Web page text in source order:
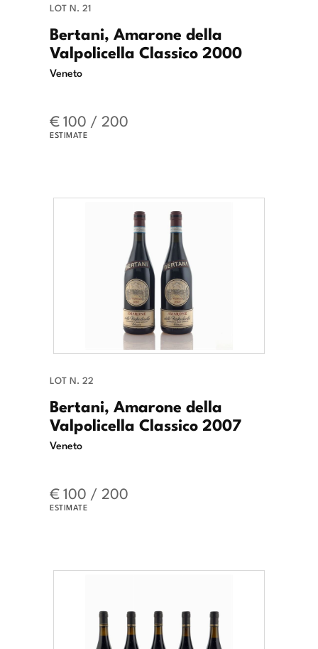
LOT N. 21
Bertani, Amarone della
Valpolicella Classico 2000
Veneto
€ 100 / 200
ESTIMATE
LOT N. 22
Bertani, Amarone della
Valpolicella Classico 2007
Veneto
€ 100 / 200
ESTIMATE